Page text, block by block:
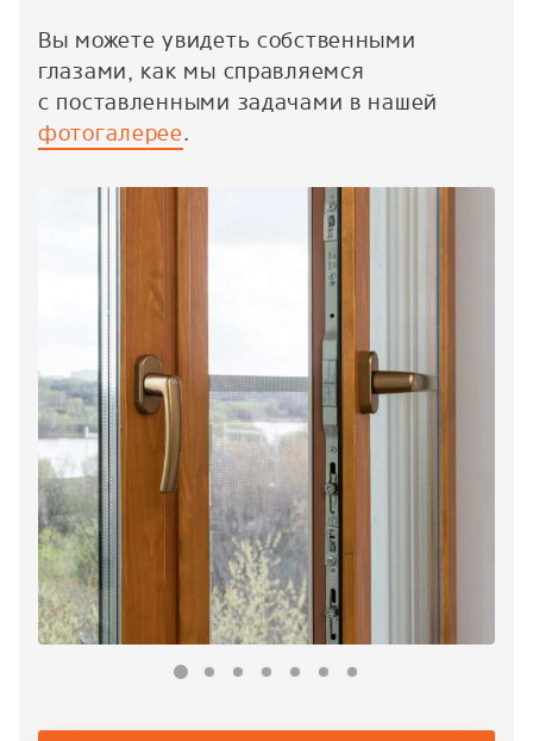
Вы можете увидеть собственными
глазами, как мы справляемся
с поставленными задачами в нашей
фотогалерее.